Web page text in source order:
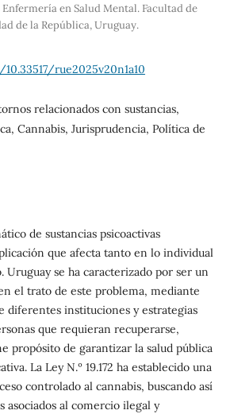
en Salud Mental. Facultad de
de la República, Uruguay.
rue2025v20n1a10
relacionados con sustancias,
Cannabis, Jurisprudencia, Política de
de sustancias psicoactivas
que afecta tanto en lo individual
Uruguay se ha caracterizado por ser un
el trato de este problema, mediante
diferentes instituciones y estrategias
que requieran recuperarse,
propósito de garantizar la salud pública
La Ley N.º 19.172 ha establecido una
controlado al cannabis, buscando así
asociados al comercio ilegal y